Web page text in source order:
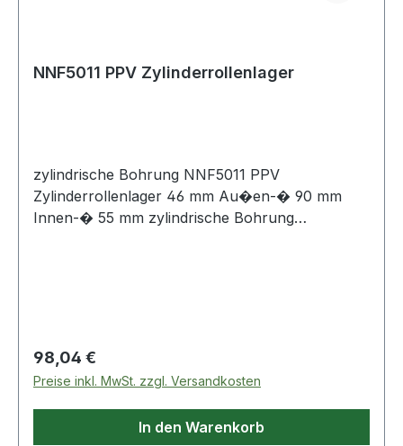
NNF5011 PPV Zylinderrollenlager
zylindrische Bohrung NNF5011 PPV
Zylinderrollenlager 46 mm Au�en-� 90 mm
Innen-� 55 mm zylindrische Bohrung
hoher Steifigkeit wesentlich h�here Radiallasten
aufnehmen.
Regulärer Preis:
98,04 €
Preise inkl. MwSt. zzgl. Versandkosten
In den Warenkorb